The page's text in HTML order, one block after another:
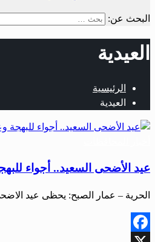
البحث عن:
العيدية
الرئيسية
العيدية
عيد الأضحى السعيد.. أجواء
الحرية – عمار الصبح: يحظى عيد